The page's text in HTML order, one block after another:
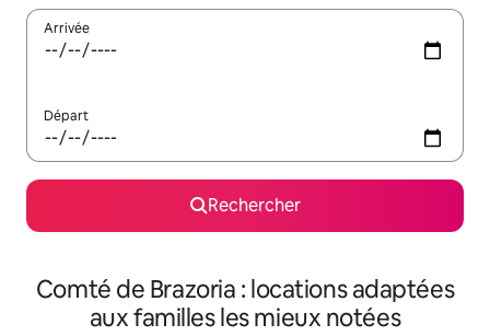
Arrivée
Départ
Rechercher
Comté de Brazoria : locations adaptées
aux familles les mieux notées